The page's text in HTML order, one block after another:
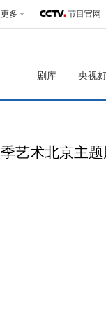
更多 节目官网
剧库 央视
艺术北京主